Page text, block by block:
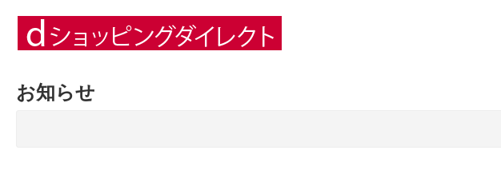
お知らせ